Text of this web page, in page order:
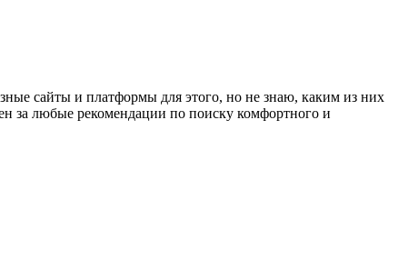
сайты и платформы для этого, но не знаю, каким из них
за любые рекомендации по поиску комфортного и